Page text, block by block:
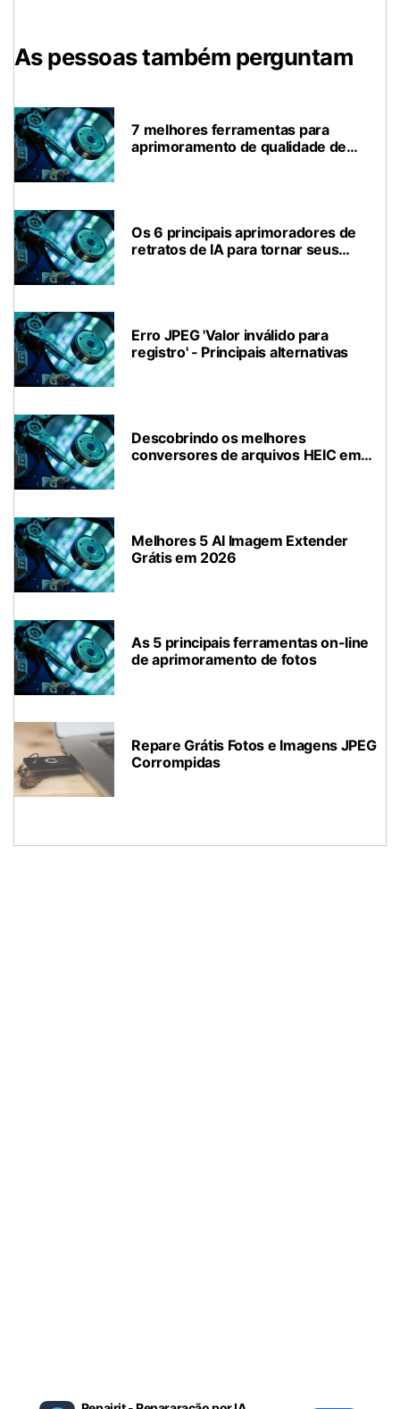
As pessoas também perguntam
7 melhores ferramentas para
aprimoramento de qualidade de
Os 6 principais aprimoradores de
retratos de IA para tornar seus
Erro JPEG 'Valor inválido para
registro' - Principais alternativas
Descobrindo os melhores
conversores de arquivos HEIC em
Melhores 5 AI Imagem Extender
Grátis em 2026
As 5 principais ferramentas on-line
de aprimoramento de fotos
Repare Grátis Fotos e Imagens JPEG
Corrompidas